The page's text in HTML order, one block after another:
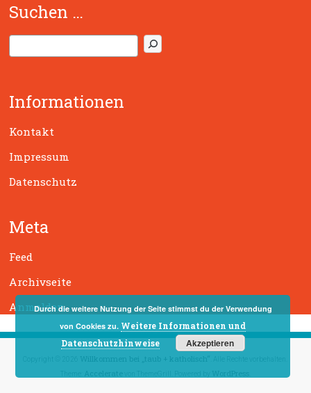
Suchen …
u
e
n
Informationen
Kontakt
Impressum
Datenschutz
Meta
Feed
Archivseite
Anmelden
Durch die weitere Nutzung der Seite stimmst du der Verwendung
von Cookies zu. Weitere Informationen und
Datenschutzhinweise
Akzeptieren